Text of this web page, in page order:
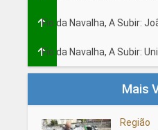
Fio da Navalha, A Subir:
Fio da Navalha, A Subir:
Mais
Região